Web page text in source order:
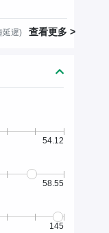
延遲) 查看更多 >
54.12
58.55
145